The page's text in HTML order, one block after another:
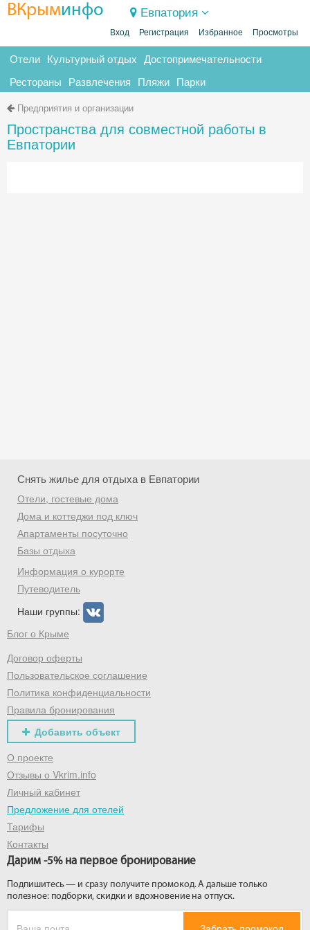
ВКрыминфо Евпатория
Вход Регистрация Избранное Просмотры
Отели Культурный отдых Достопримечательности
Рестораны Развлечения Пляжи Парки
Предприятия и организации
Пространства для совместной работы в
Евпатории
Снять жилье для отдыха в Евпатории
Отели, гостевые дома
Дома и коттеджи под ключ
Апартаменты посуточно
Базы отдыха
Информация о курорте
Путеводитель
Наши группы:
Блог о Крыме
Договор оферты
Пользовательское соглашение
Политика конфиденциальности
Правила бронирования
Добавить объект
О проекте
Отзывы о Vkrim.info
Личный кабинет
Предложение для отелей
Тарифы
Контакты
Дарим -5% на первое бронирование
Подпишитесь — и сразу получите промокод. А дальше только
полезное: подборки, скидки и вдохновение на отпуск.
Хочешь дешевле? Оставь почту и получи
промокод на первое бронирование!